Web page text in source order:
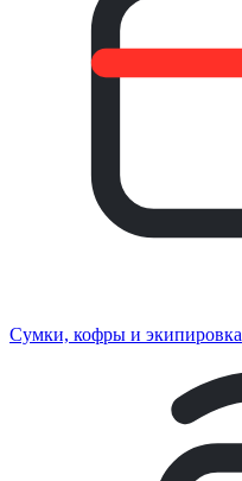
Сумки, кофры и экипировка